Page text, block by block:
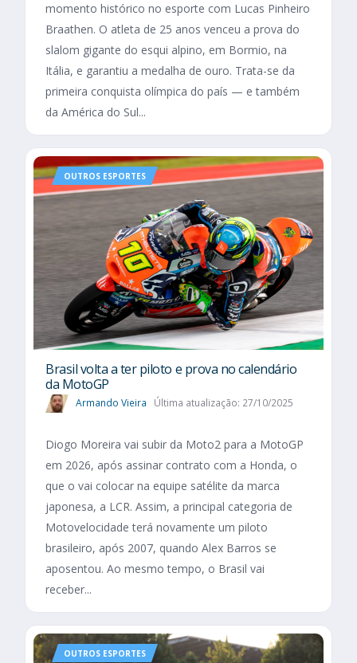
momento histórico no esporte com Lucas Pinheiro
Braathen. O atleta de 25 anos venceu a prova do
slalom gigante do esqui alpino, em Bormio, na
Itália, e garantiu a medalha de ouro. Trata-se da
primeira conquista olímpica do país — e também
da América do Sul...
OUTROS ESPORTES
Brasil volta a ter piloto e prova no calendário
da MotoGP
Armando Vieira Última atualização: 27/10/2025
Diogo Moreira vai subir da Moto2 para a MotoGP
em 2026, após assinar contrato com a Honda, o
que o vai colocar na equipe satélite da marca
japonesa, a LCR. Assim, a principal categoria de
Motovelocidade terá novamente um piloto
brasileiro, após 2007, quando Alex Barros se
aposentou. Ao mesmo tempo, o Brasil vai
receber...
OUTROS ESPORTES